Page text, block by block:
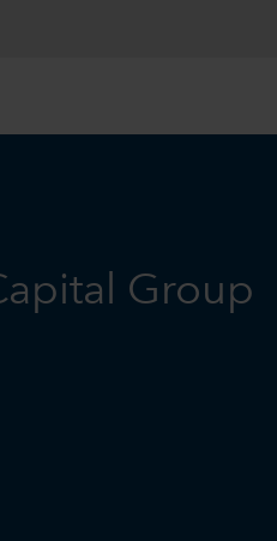
Group